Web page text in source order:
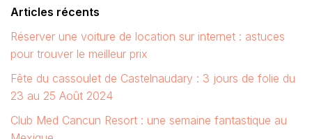
Articles récents
Réserver une voiture de location sur internet : astuces
pour trouver le meilleur prix
Fête du cassoulet de Castelnaudary : 3 jours de folie du
23 au 25 Août 2024
Club Med Cancun Resort : une semaine fantastique au